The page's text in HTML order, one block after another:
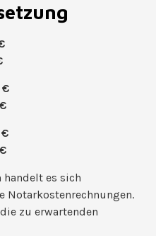
€
handelt es sich
Notarkostenrechnungen.
zu erwartenden